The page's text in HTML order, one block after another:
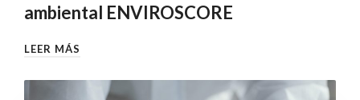
ambiental ENVIROSCORE
LEER MÁS